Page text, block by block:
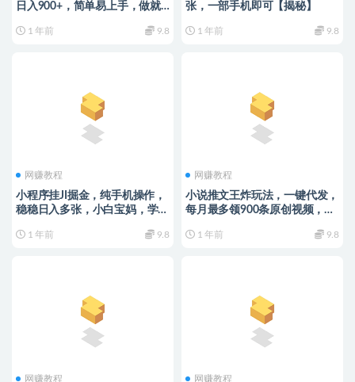
日入900+，简单易上手，做就
1 年前 9.8
张，一部手机即可【揭秘】
1 年前 9.8
网赚教程
小程序挂JI掘金，纯手机操作，
稳稳日入多张，小白宝妈，学生
选【揭秘】
1 年前 9.8
网赚教程
小说推文王炸玩法，一键代发，
每月最多领900条原创视频，播
无需实名【揭秘】
1 年前 9.8
网赚教程 网赚教程